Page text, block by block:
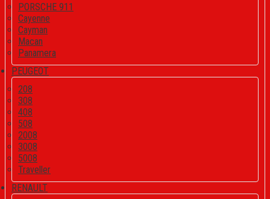
PORSCHE 911
Cayenne
Cayman
Macan
Panamera
PEUGEOT
208
308
408
508
2008
3008
5008
Traveller
RENAULT